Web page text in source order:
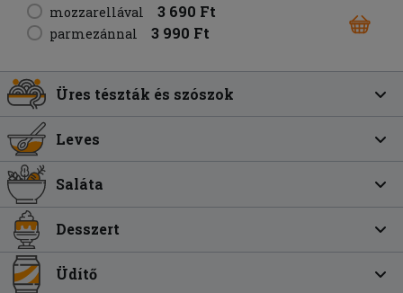
mozzarellával
3 690 Ft
parmezánnal 3 990 Ft
Üres tészták és szószok
Leves
Saláta
Desszert
Üdítő